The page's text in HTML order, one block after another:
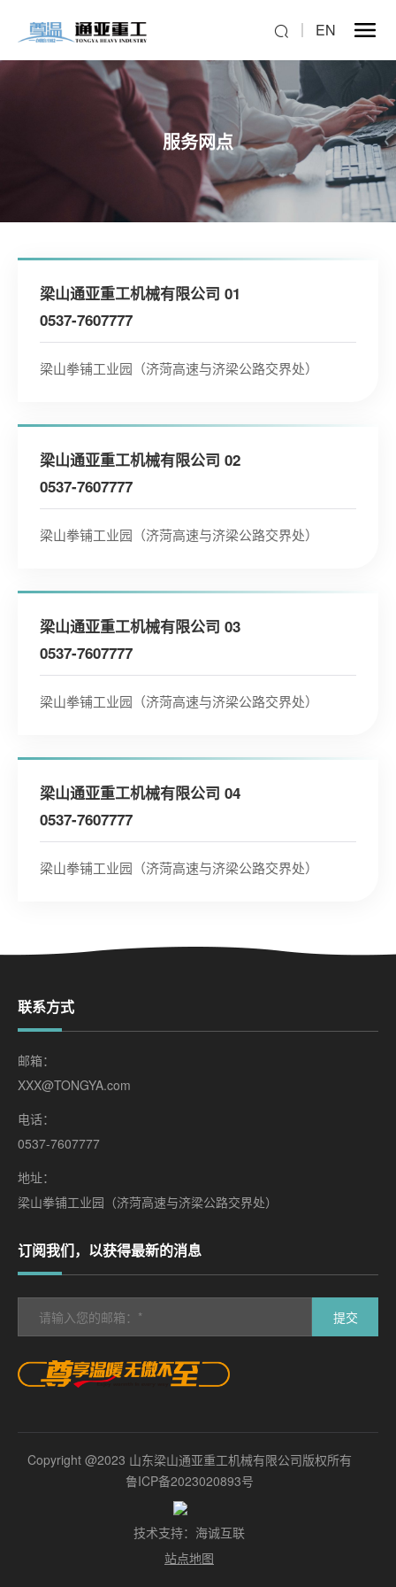
EN
服务网点
梁山通亚重工机械有限公司 01
0537-7607777
梁山拳铺工业园（济菏高速与济梁公路交界处）
梁山通亚重工机械有限公司 02
0537-7607777
梁山拳铺工业园（济菏高速与济梁公路交界处）
梁山通亚重工机械有限公司 03
0537-7607777
梁山拳铺工业园（济菏高速与济梁公路交界处）
梁山通亚重工机械有限公司 04
0537-7607777
梁山拳铺工业园（济菏高速与济梁公路交界处）
联系方式
邮箱：
XXX@TONGYA.com
电话：
0537-7607777
地址：
梁山拳铺工业园（济菏高速与济梁公路交界处）
订阅我们，以获得最新的消息
提交
Copyright @2023 山东梁山通亚重工机械有限公司版权所有
鲁ICP备2023020893号
技术支持：海诚互联
站点地图